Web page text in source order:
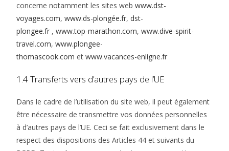
concerne notamment les sites webwww.dst-
voyages.com,www.ds-plongée.fr,dst-
plongee.fr ,www.top-marathon.com,www.dive-spirit-
travel.com,www.plongee-
thomascook.com etwww.vacances-enligne.fr
1.4 Transferts vers d’autres pays de l’UE
Dans le cadre de l’utilisation du site web, il peut également
être nécessaire de transmettre vos données personnelles
à d’autres pays de l’UE. Ceci se fait exclusivement dans le
respect des dispositions des Articles 44 et suivants du